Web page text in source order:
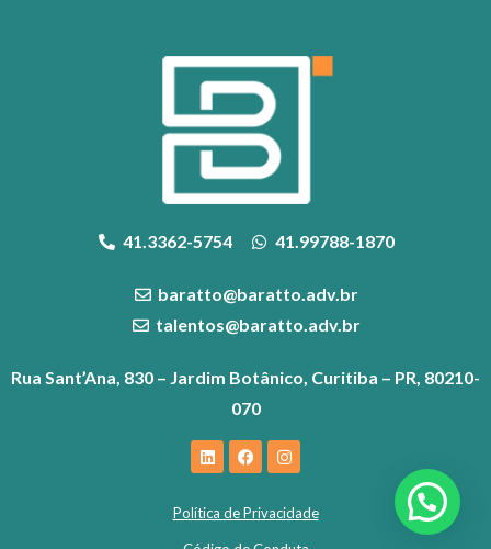
41.3362-5754 41.99788-1870
baratto@baratto.adv.br
talentos@baratto.adv.br
Rua Sant’Ana, 830 – Jardim Botânico, Curitiba – PR, 80210-
070
Política de Privacidade